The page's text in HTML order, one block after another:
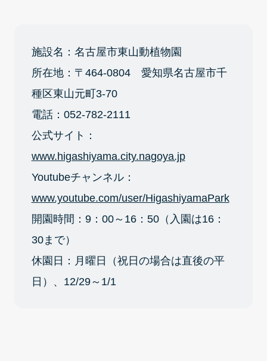
施設名：名古屋市東山動植物園
所在地：〒464-0804 愛知県名古屋市千
種区東山元町3-70
電話：052-782-2111
公式サイト：
www.higashiyama.city.nagoya.jp
Youtubeチャンネル：
www.youtube.com/user/HigashiyamaPark
開園時間：9：00～16：50（入園は16：
30まで）
休園日：月曜日（祝日の場合は直後の平
日）、12/29～1/1